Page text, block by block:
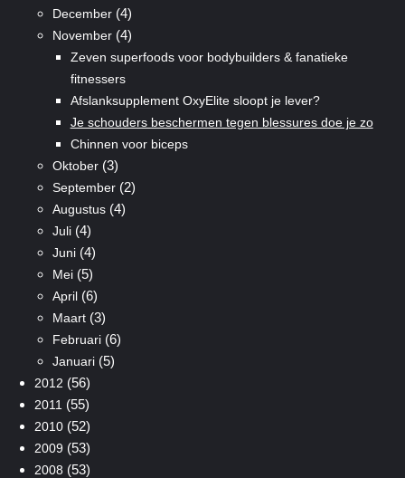
December(4)
November(4)
Zeven superfoods voor bodybuilders & fanatieke
fitnessers
Afslanksupplement OxyElite sloopt je lever?
Je schouders beschermen tegen blessures doe je zo
Chinnen voor biceps
Oktober(3)
September(2)
Augustus(4)
Juli(4)
Juni(4)
Mei(5)
April(6)
Maart(3)
Februari(6)
Januari(5)
2012 (56)
2011 (55)
2010(52)
2009 (53)
2008 (53)